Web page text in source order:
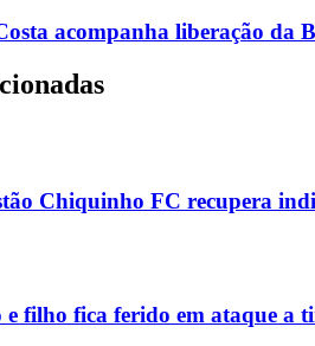
acompanha liberação da
Chiquinho FC recupera
e filho fica ferido em ataque a